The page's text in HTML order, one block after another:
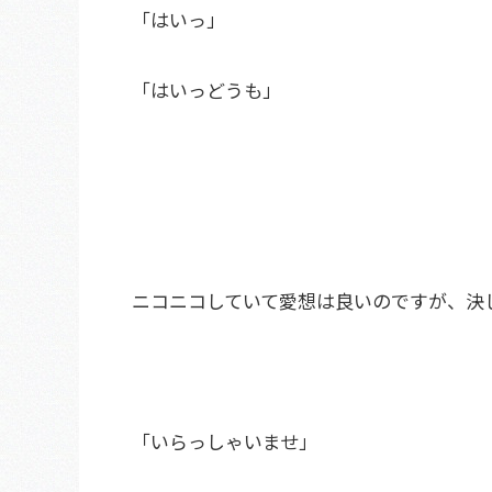
「はいっ」
「はいっどうも」
ニコニコしていて愛想は良いのですが、決
「いらっしゃいませ」